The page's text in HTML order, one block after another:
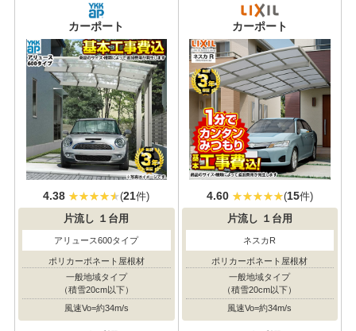
カーポート
4.38 (21件)
片流し １台用
アリュース600タイプ
ポリカーボネート屋根材
一般地域タイプ
（積雪20cm以下）
風速Vo=約34m/s
カーポート
4.60 (15件)
片流し １台用
ネスカR
ポリカーボネート屋根材
一般地域タイプ
（積雪20cm以下）
風速Vo=約34m/s